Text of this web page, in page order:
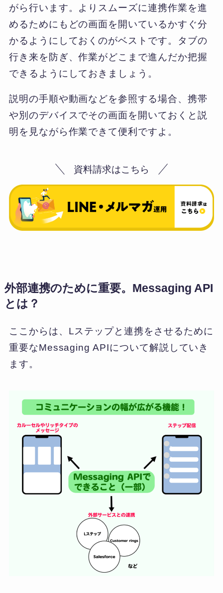
がら行います。よりスムーズに連携作業を進
めるためにもどの画面を開いているかすぐ分
かるようにしておくのがベストです。タブの
行き来を防ぎ、作業がどこまで進んだか把握
できるようにしておきましょう。
説明の手順や動画などを参照する場合、携帯
や別のデバイスでその画面を開いておくと説
明を見ながら作業できて便利ですよ。
資料請求はこちら
外部連携のために重要。Messaging API
とは？
ここからは、Lステップと連携をさせるために
重要なMessaging APIについて解説していき
ます。